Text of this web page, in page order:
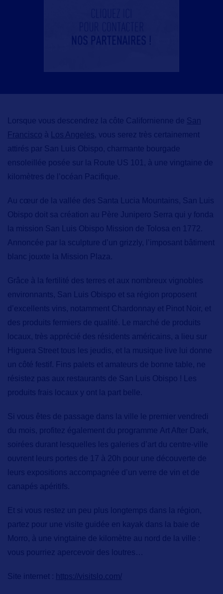
Lorsque vous descendrez la côte Californienne de San
Francisco à Los Angeles, vous serez très certainement
attirés par San Luis Obispo, charmante bourgade
ensoleillée posée sur la Route US 101, à une vingtaine de
kilomètres de l’océan Pacifique.
Au cœur de la vallée des Santa Lucia Mountains, San Luis
Obispo doit sa création au Père Junipero Serra qui y fonda
la mission San Luis Obispo Mission de Tolosa en 1772.
Annoncée par la sculpture d’un grizzly, l’imposant bâtiment
blanc jouxte la Mission Plaza.
Grâce à la fertilité des terres et aux nombreux vignobles
environnants, San Luis Obispo et sa région proposent
d’excellents vins, notamment Chardonnay et Pinot Noir, et
des produits fermiers de qualité.
Le marché de produits
locaux, très apprécié des résidents américains, a lieu sur
Higuera Street tous les jeudis, et la musique live lui donne
un côté festif. Fins palets et amateurs de bonne table, ne
résistez pas aux restaurants de San Luis Obispo ! Les
produits frais locaux y ont la part belle.
Si vous êtes de passage dans la ville le premier vendredi
du mois, profitez également du programme Art After Dark,
soirées durant lesquelles les galeries d’art du centre-ville
ouvrent leurs portes de 17 à 20h pour une découverte de
leurs expositions accompagnée d’un verre de vin et de
canapés apéritifs.
Et si vous restez un peu plus longtemps dans la région,
partez pour une visite guidée en kayak dans la baie de
Morro, à une vingtaine de kilomètre au nord de la ville :
vous pourriez apercevoir des loutres…
Site internet : https://visitslo.com/